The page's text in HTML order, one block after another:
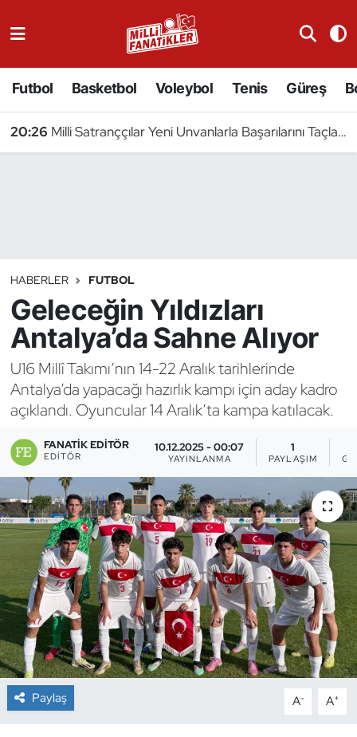
Futbol Basketbol Voleybol Tenis Güreş
20:26 Milli Satranççılar Yeni Unvanlarla Başarılarını Taçlandırdı
HABERLER FUTBOL
Geleceğin Yıldızları
Antalya’da Sahne Alıyor
U16 Millî Takımı’nın 14-22 Aralık tarihlerinde
Antalya’da yapacağı hazırlık kampı için aday kadro
açıklandı. Oyuncular 14 Aralık’ta kampa katılacak.
FANATIK EDITÖR
EDITÖR
10.12.2025 - 00:07
YAYINLANMA
1
PAYLAŞIM
Paylaş A- A+
Badminton
Binicilik
Bisiklet
Bocce Bowling Dart
Buz Hokeyi
Buz Pateni
Çim Hokeyi
Cimnastik
Curling
Dağcılık